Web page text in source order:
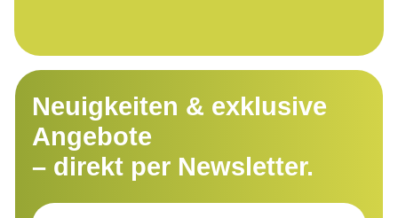
Neuigkeiten & exklusive
Angebote
– direkt per Newsletter.